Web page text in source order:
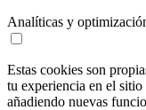
Analíticas y
Estas cookies son
tu experiencia en el
añadiendo nuevas